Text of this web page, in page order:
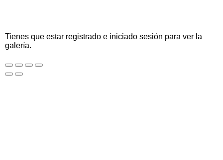
Tienes que estar registrado e iniciado sesión para ver la
galería.